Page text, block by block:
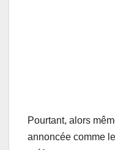
Pourtant, alors
annoncée comme